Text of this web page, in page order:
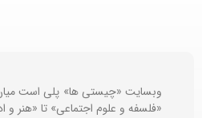
وبسایت «چیستی ها» پلی است
«فلسفه و علوم اجتماعی» تا «هنر و